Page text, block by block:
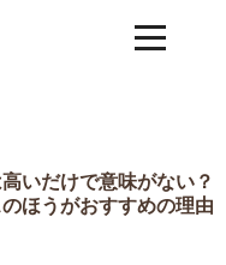
いだけで意味がない？
ほうがおすすめの理由